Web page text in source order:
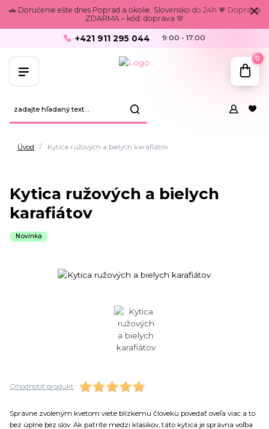
🚗 Doručenie ešte dnes Poprad a okolie. Slovensko do 24h 💗 Doprava
ZDARMA – kód: doprava 🌸
+421 911 295 044 9:00 - 17:00
0
Úvod Kytica ružových a bielych karafiátov
Kytica ružových a bielych
karafiátov
Novinka
Ohodnotiť produkt
Správne zvoleným kvetom viete blízkemu človeku povedať oveľa viac a to
bez úplne bez slov. Ak patríte medzi klasikov, táto kytica je správna voľba